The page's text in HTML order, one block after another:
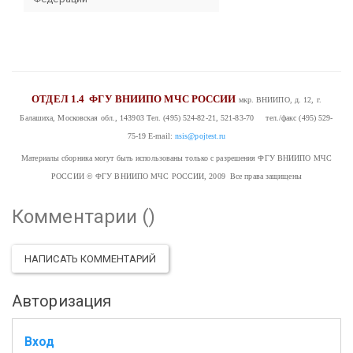
ОТДЕЛ 1.4ФГУ ВНИИПО МЧС РОССИИ мкр. ВНИИПО, д. 12, г.
Балашиха, Московская обл., 143903Тел. (495) 524-82-21, 521-83-70 тел./факс (495) 529-
75-19 E-mail: nsis@pojtest.ru
Материалы сборника могут быть использованы только с разрешения ФГУ ВНИИПО МЧС
РОССИИ© ФГУ ВНИИПО МЧС РОССИИ, 2009 Все права защищены
Комментарии ()
НАПИСАТЬ КОММЕНТАРИЙ
Авторизация
Вход